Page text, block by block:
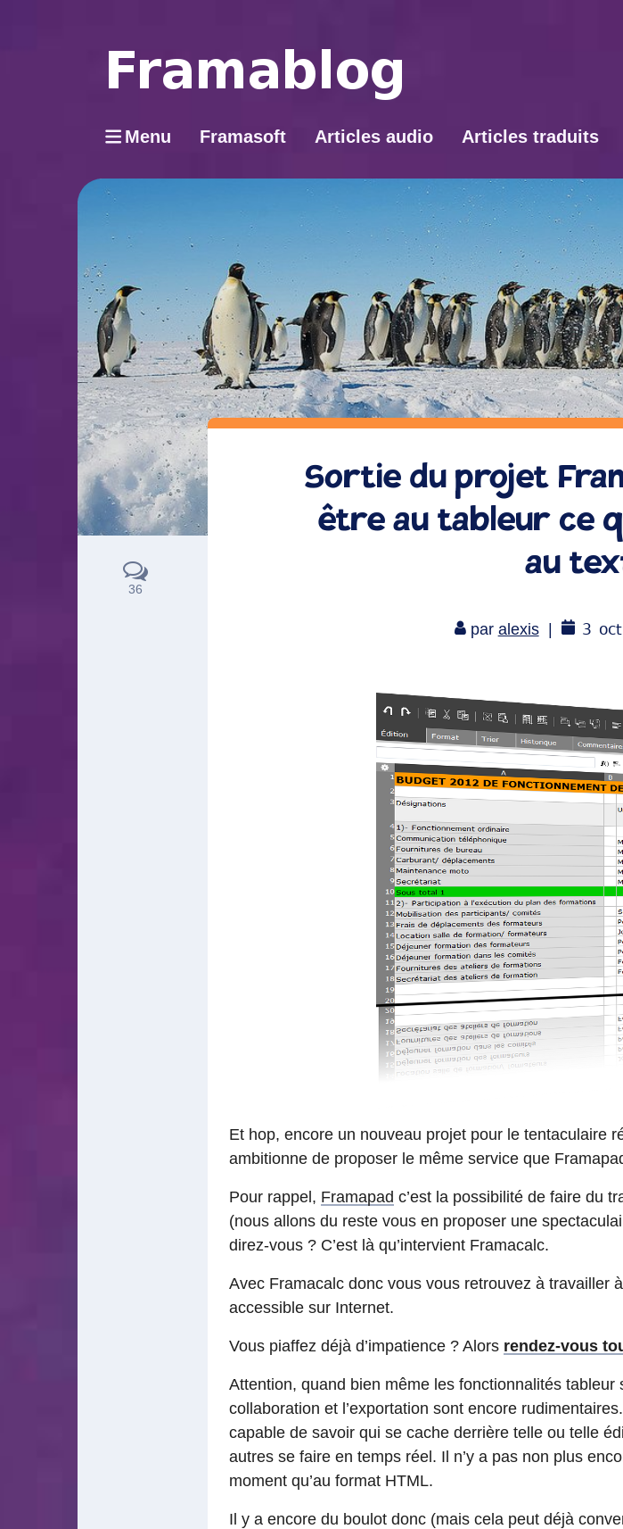
Menu Framasoft Articles audio Articles traduits
36
Sortie du projet
être au tableur ce
au
par alexis 3
Et hop, encore un nouveau projet pour le tentaculaire
ambitionne de proposer le même service que
Pour rappel, Framapad c’est la possibilité de faire du
(nous allons du reste vous en proposer une
direz-vous ? C’est là qu’intervient Framacalc.
Avec Framacalc donc vous vous retrouvez à travailler
accessible sur Internet.
Vous piaffez déjà d’impatience ? Alors rendez-vous
Attention, quand bien même les fonctionnalités
collaboration et l’exportation sont encore
capable de savoir qui se cache derrière telle ou telle
autres se faire en temps réel. Il n’y a pas non plus
moment qu’au format HTML.
Il y a encore du boulot donc (mais cela peut déjà